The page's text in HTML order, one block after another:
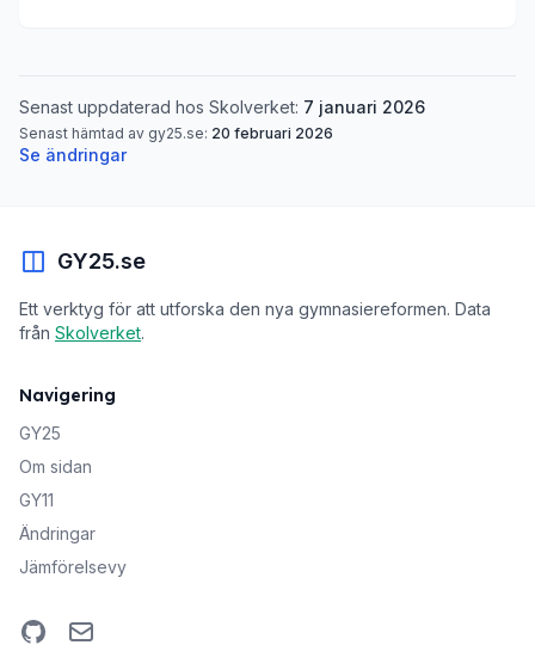
Senast uppdaterad hos Skolverket: 7 januari 2026
Senast hämtad av gy25.se: 20 februari 2026
Se ändringar
GY25.se
Ett verktyg för att utforska den nya gymnasiereformen. Data
från Skolverket.
Navigering
GY25
Om sidan
GY11
Ändringar
Jämförelsevy
GitHubEmail